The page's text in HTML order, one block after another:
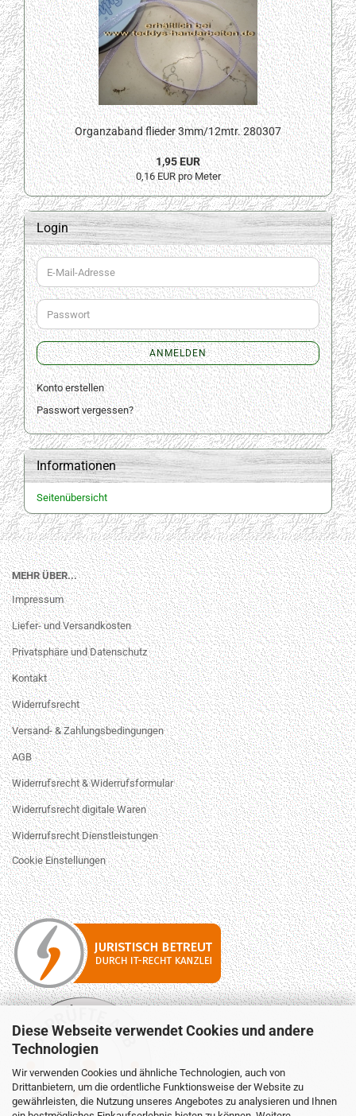
Diese Webseite verwendet Cookies und andere
Technologien
Wir verwenden Cookies und ähnliche Technologien, auch von
Drittanbietern, um die ordentliche Funktionsweise der Website zu
gewährleisten, die Nutzung unseres Angebotes zu analysieren und Ihnen
Organzaband flieder 3mm/12mtr. 280307
1,95 EUR
0,16 EUR pro Meter
Login
E-
Mail-
Adresse
Passwort
ANMELDEN
Konto erstellen
Passwort vergessen?
Informationen
Seitenübersicht
MEHR ÜBER...
Impressum
Liefer- und Versandkosten
Privatsphäre und Datenschutz
Kontakt
Widerrufsrecht
Versand- & Zahlungsbedingungen
AGB
Widerrufsrecht & Widerrufsformular
Widerrufsrecht digitale Waren
Widerrufsrecht Dienstleistungen
Cookie Einstellungen